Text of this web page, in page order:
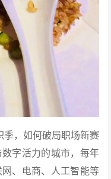
，如何破局职场新赛
字活力的城市，每年
、电商、人工智能等